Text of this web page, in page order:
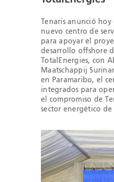
Tenaris anunció
nuevo centro de
para apoyar el
desarrollo offshore
TotalEnergies, con
Maatschappij
en Paramaribo, el
integrados para
el compromiso de
sector energético de